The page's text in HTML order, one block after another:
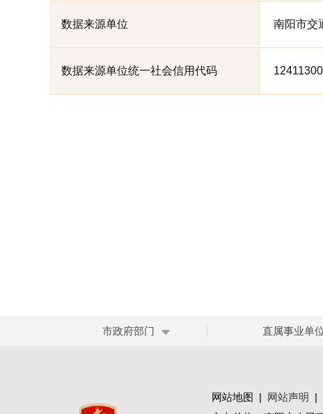
数据来源单位 南阳市交
数据来源单位统一社会信用代码
市政府部门 直属事业单
网站地图 | 网站声明 |